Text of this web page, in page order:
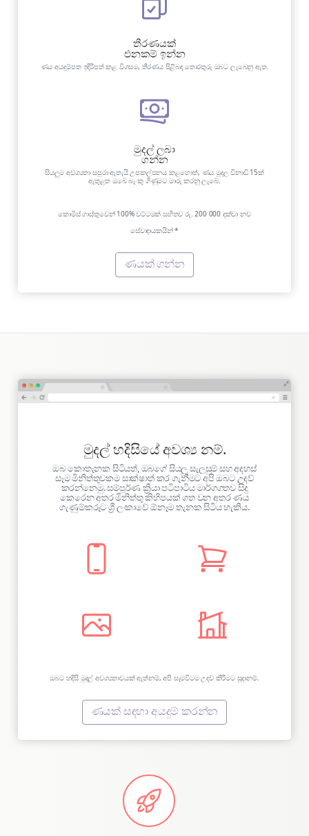
තීරණයක්
එනකම් ඉන්න
ණය අයදුම්පත ඉදිරිපත් කළ විගසම, තීරණය පිළිබඳ තොරතුරු ඔබට ලැබෙනු ඇත.
මුදල් ලබා
ගන්න
සියලුම අවශ්‍යතා සපුරා ඇතැයි උපකල්පනය කළහොත්, ණය මුදල විනාඩි 15ක්
ඇතුළත ඔබේ බැංකු ගිණුමට මාරු කරනු ලැබේ.
කොමිස් ගාස්තුවෙන් 100% වට්ටමක් සහිතව රු. 200 000 දක්වා නව
සේවාදායකයින් *
ණයක් ගන්න
මුදල් හදිසියේ අවශ්‍ය නම්.
ඔබ කොතැනක සිටියත්, ඔබගේ සියලු සැලසුම් සහ අදහස්
සෑම මිනිත්තුවකම සාක්ෂාත් කර ගැනීමට අපි ඔබට උදව්
කරන්නෙමු. සම්පූර්ණ ක්‍රියා පටිපාටිය මාර්ගගතව සිදු
කෙරෙන අතර මිනිත්තු කිහිපයක් ගත වන අතර ණය
ගැණුම්කරුට ශ්‍රී ලංකාවේ ඕනෑම තැනක සිටිය හැකිය.
ඔබට හදිසි මුදල් අවශ්‍යතාවයක් ඇත්නම්, අපි සැමවිටම උදව් කිරීමට සූදානම්.
ණයක් සඳහා අයදුම් කරන්න